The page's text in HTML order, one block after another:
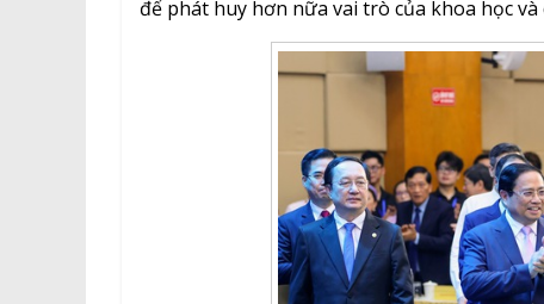
để phát huy hơn nữa vai trò của khoa học